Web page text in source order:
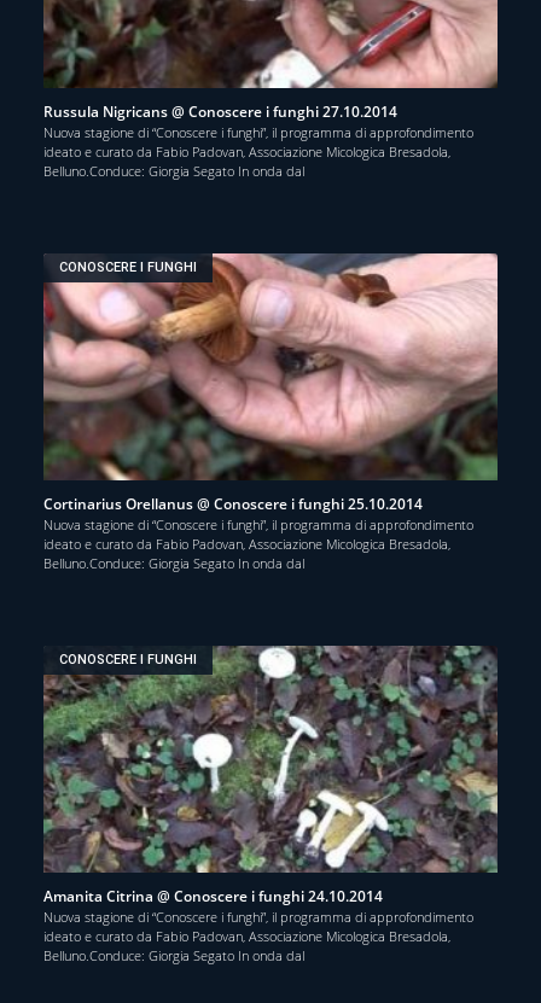
Russula Nigricans @ Conoscere i funghi 27.10.2014
Nuova stagione di “Conoscere i funghi”, il programma di approfondimento
ideato e curato da Fabio Padovan, Associazione Micologica Bresadola,
Belluno.Conduce: Giorgia Segato In onda dal
CONOSCERE I FUNGHI
Cortinarius Orellanus @ Conoscere i funghi 25.10.2014
Nuova stagione di “Conoscere i funghi”, il programma di approfondimento
ideato e curato da Fabio Padovan, Associazione Micologica Bresadola,
Belluno.Conduce: Giorgia Segato In onda dal
CONOSCERE I FUNGHI
Amanita Citrina @ Conoscere i funghi 24.10.2014
Nuova stagione di “Conoscere i funghi”, il programma di approfondimento
ideato e curato da Fabio Padovan, Associazione Micologica Bresadola,
Belluno.Conduce: Giorgia Segato In onda dal